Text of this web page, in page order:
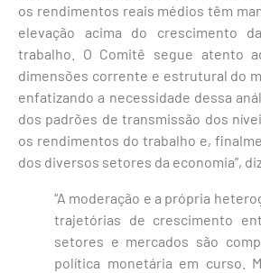
os rendimentos reais médios têm
elevação acima do crescimento
trabalho. O Comitê segue atento
dimensões corrente e estrutural do
enfatizando a necessidade dessa
dos padrões de transmissão dos
os rendimentos do trabalho e,
dos diversos setores da economia”, diz
“A moderação e a própria
trajetórias de crescimento
setores e mercados são
política monetária em curso.